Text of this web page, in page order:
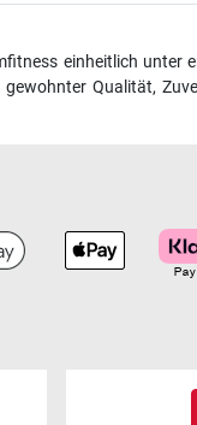
einheitlich
Qualität,